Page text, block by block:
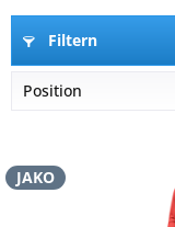
Filtern
JAKO